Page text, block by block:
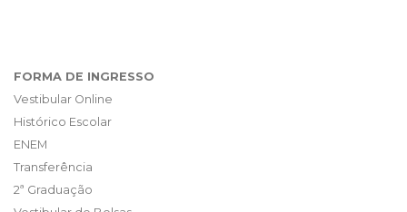
FORMA DE INGRESSO
Vestibular Online
Histórico Escolar
ENEM
Transferência
2ª Graduação